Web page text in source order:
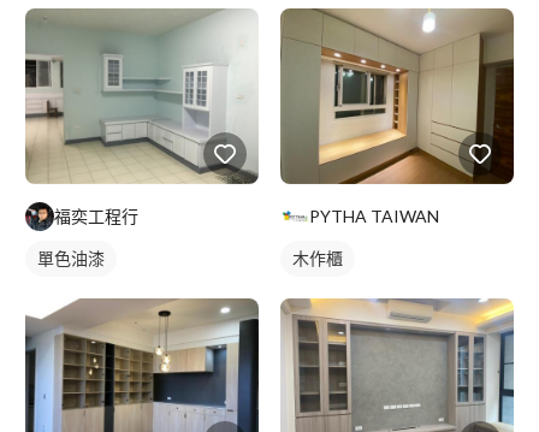
福奕工程行
單色油漆
PYTHA TAIWAN
木作櫃